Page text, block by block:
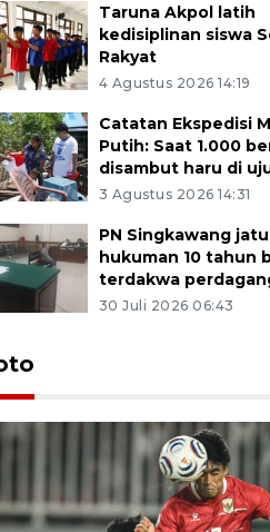
Taruna Akpol latih
kedisiplinan siswa
Rakyat
4 Agustus 2026 14:19
Catatan Ekspedisi
Putih: Saat 1.000
disambut haru di
3 Agustus 2026 14:31
PN Singkawang
hukuman 10 tahun
terdakwa
30 Juli 2026 06:43